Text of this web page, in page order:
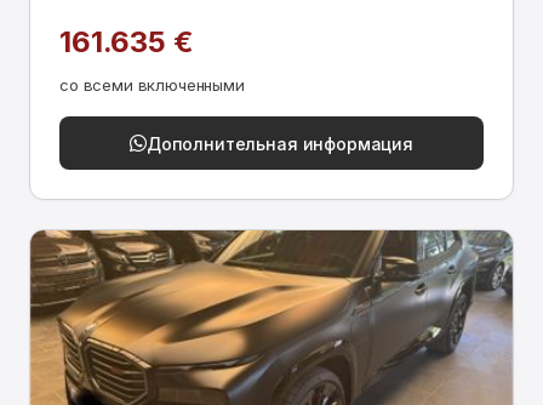
161.635 €
со всеми включенными
Дополнительная информация